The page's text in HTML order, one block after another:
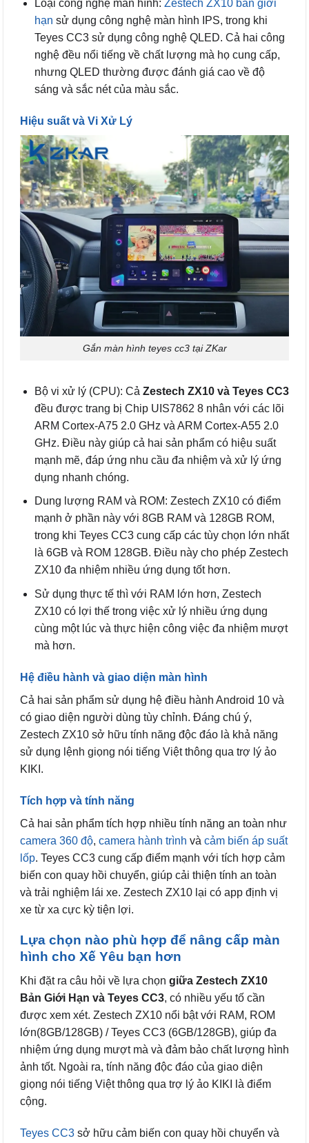
Loại công nghệ màn hình: Zestech ZX10 bản giới
hạn sử dụng công nghệ màn hình IPS, trong khi
Teyes CC3 sử dụng công nghệ QLED. Cả hai công
nghệ đều nổi tiếng về chất lượng mà họ cung cấp,
nhưng QLED thường được đánh giá cao về độ
sáng và sắc nét của màu sắc.
Hiệu suất và Vi Xử Lý
Gắn màn hình teyes cc3 tại ZKar
Bộ vi xử lý (CPU): Cả Zestech ZX10 và Teyes CC3
đều được trang bị Chip UIS7862 8 nhân với các lõi
ARM Cortex-A75 2.0 GHz và ARM Cortex-A55 2.0
GHz. Điều này giúp cả hai sản phẩm có hiệu suất
mạnh mẽ, đáp ứng nhu cầu đa nhiệm và xử lý ứng
dụng nhanh chóng.
Dung lượng RAM và ROM: Zestech ZX10 có điểm
mạnh ở phần này với 8GB RAM và 128GB ROM,
trong khi Teyes CC3 cung cấp các tùy chọn lớn nhất
là 6GB và ROM 128GB. Điều này cho phép Zestech
ZX10 đa nhiệm nhiều ứng dụng tốt hơn.
Sử dụng thực tế thì với RAM lớn hơn, Zestech
ZX10 có lợi thế trong việc xử lý nhiều ứng dụng
cùng một lúc và thực hiện công việc đa nhiệm mượt
mà hơn.
Hệ điều hành và giao diện màn hình
Cả hai sản phẩm sử dụng hệ điều hành Android 10 và
có giao diện người dùng tùy chỉnh. Đáng chú ý,
Zestech ZX10 sở hữu tính năng độc đáo là khả năng
sử dụng lệnh giọng nói tiếng Việt thông qua trợ lý ảo
KIKI.
Tích hợp và tính năng
Cả hai sản phẩm tích hợp nhiều tính năng an toàn như
camera 360 độ, camera hành trình và cảm biến áp suất
lốp. Teyes CC3 cung cấp điểm mạnh với tích hợp cảm
biến con quay hồi chuyển, giúp cải thiện tính an toàn
và trải nghiệm lái xe. Zestech ZX10 lại có app định vị
xe từ xa cực kỳ tiện lợi.
Lựa chọn nào phù hợp để nâng cấp màn
hình cho Xế Yêu bạn hơn
Khi đặt ra câu hỏi về lựa chọn giữa Zestech ZX10
Bản Giới Hạn và Teyes CC3, có nhiều yếu tố cần
được xem xét. Zestech ZX10 nổi bật với RAM, ROM
lớn(8GB/128GB) / Teyes CC3 (6GB/128GB), giúp đa
nhiệm ứng dụng mượt mà và đảm bảo chất lượng hình
ảnh tốt. Ngoài ra, tính năng độc đáo của giao diện
giọng nói tiếng Việt thông qua trợ lý ảo KIKI là điểm
cộng.
Teyes CC3 sở hữu cảm biến con quay hồi chuyển và